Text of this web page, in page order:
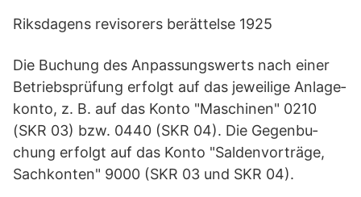
Riksdagens revisorers berättelse 1925
Die Buchung des Anpas­sungs­werts nach einer
Betriebs­prü­fung erfolgt auf das jewei­lige Anla­ge­
konto, z. B. auf das Konto "Maschinen" 0210
(SKR 03) bzw. 0440 (SKR 04). Die Gegen­bu­
chung erfolgt auf das Konto "Sal­den­vor­träge,
Sach­konten" 9000 (SKR 03 und SKR 04).